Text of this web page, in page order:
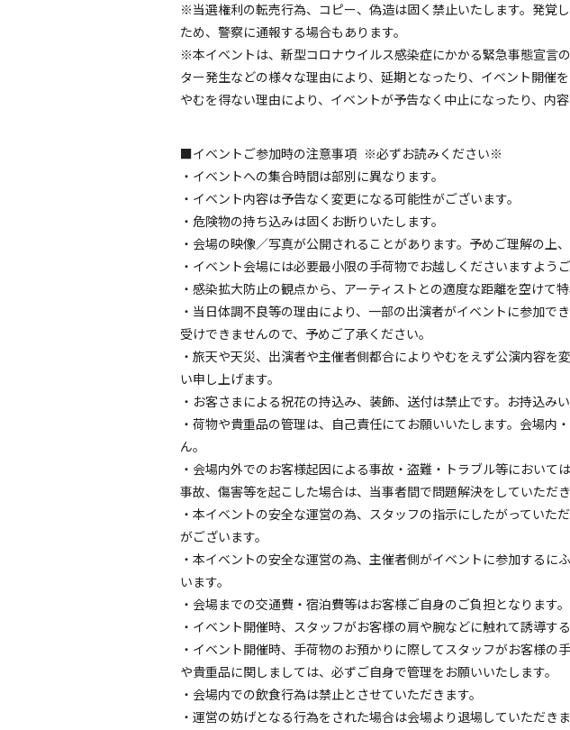
※当選権利の転売行為、コピー、偽造は固く禁止いたします。発覚
ため、警察に通報する場合もあります。
※本イベントは、新型コロナウイルス感染症にかかる緊急事態宣言
ター発生などの様々な理由により、延期となったり、イベント開催
やむを得ない理由により、イベントが予告なく中止になったり、内
■イベントご参加時の注意事項 ※必ずお読みください※
・イベントへの集合時間は部別に異なります。
・イベント内容は予告なく変更になる可能性がございます。
・危険物の持ち込みは固くお断りいたします。
・会場の映像／写真が公開されることがあります。予めご理解の上、
・イベント会場には必要最小限の手荷物でお越しくださいますよう
・感染拡大防止の観点から、アーティストとの適度な距離を空けて
・当日体調不良等の理由により、一部の出演者がイベントに参加
受けできませんので、予めご了承ください。
・旅天や天災、出演者や主催者側都合によりやむをえず公演内容
い申し上げます。
・お客さまによる祝花の持込み、装飾、送付は禁止です。お持込み
・荷物や貴重品の管理は、自己責任にてお願いいたします。会場
ん。
・会場内外でのお客様起因による事故・盗難・トラブル等におい
事故、傷害等を起こした場合は、当事者間で問題解決をしていただ
・本イベントの安全な運営の為、スタッフの指示にしたがってい
がございます。
・本イベントの安全な運営の為、主催者側がイベントに参加する
います。
・会場までの交通費・宿泊費等はお客様ご自身のご負担となります
・イベント開催時、スタッフがお客様の肩や腕などに触れて誘導す
・イベント開催時、手荷物のお預かりに際してスタッフがお客様
や貴重品に関しましては、必ずご自身で管理をお願いいたします。
・会場内での飲食行為は禁止とさせていただきます。
・運営の妨げとなる行為をされた場合は会場より退場していただき